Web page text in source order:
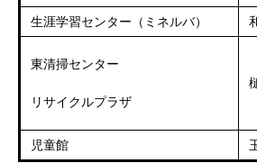
生涯学習センター（ミネルバ）
東清掃センター
リサイクルプラザ
児童館